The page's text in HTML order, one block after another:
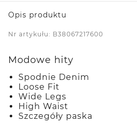
Opis produktu
Nr artykułu: B38067217600
Modowe hity
Spodnie Denim
Loose Fit
Wide Legs
High Waist
Szczegóły paska